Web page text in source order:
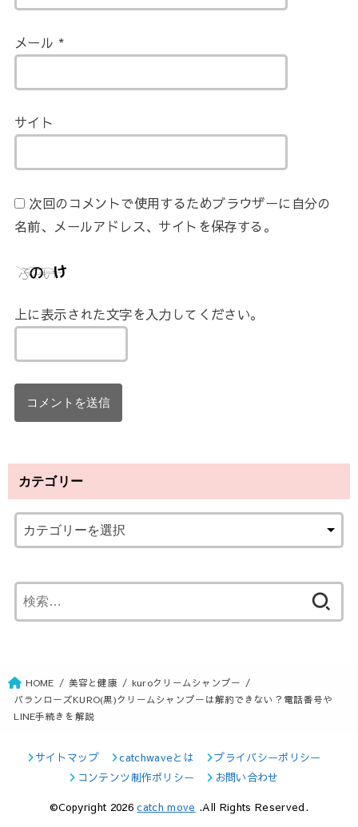
メール *
サイト
次回のコメントで使用するためブラウザーに自分の
名前、メールアドレス、サイトを保存する。
上に表示された文字を入力してください。
カテゴリー
索
HOME 美容と健康
kuroクリームシャンプー
バランローズKURO(黒)クリームシャンプーは解約できない？電話番号や
LINE手続きを解説
サイトマップ catchwaveとは
プライバシーポリシー
コンテンツ制作ポリシー
お問い合わせ
©Copyright 2026catch move .All Rights Reserved.